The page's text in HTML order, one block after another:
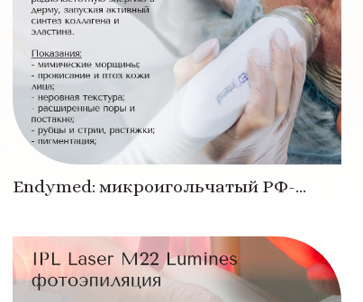
Endymed: микроигольчатый РФ-